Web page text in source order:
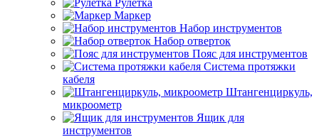
Рулетка
Маркер
Набор инструментов
Набор отверток
Пояс для инструментов
Система протяжки
кабеля
Штангенциркуль,
микроометр
Ящик для
инструментов